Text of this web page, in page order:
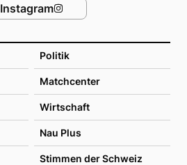
Politik
Matchcenter
Wirtschaft
Nau Plus
Stimmen der Schweiz
Instagram